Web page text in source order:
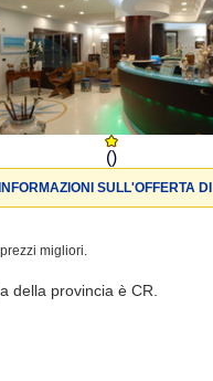
()
SULL'OFFERTA DI
migliori.
della provincia è CR.